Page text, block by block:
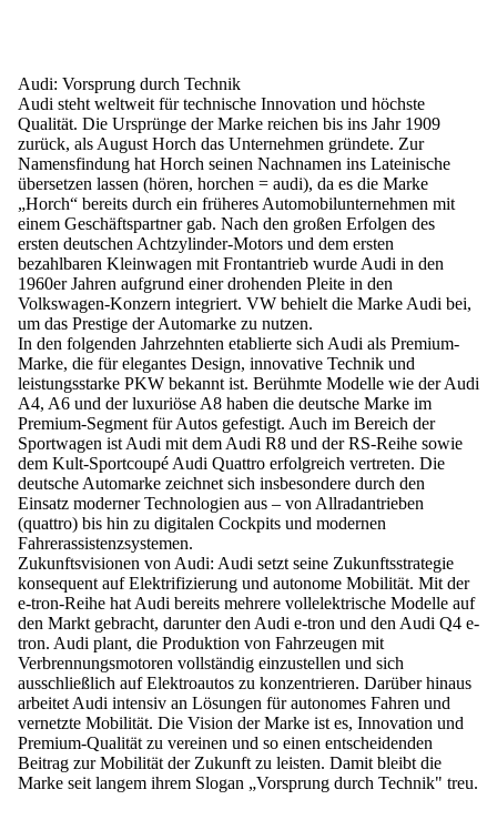
Audi: Vorsprung durch Technik
Audi steht weltweit für technische Innovation und höchste
Qualität. Die Ursprünge der Marke reichen bis ins Jahr 1909
zurück, als August Horch das Unternehmen gründete. Zur
Namensfindung hat Horch seinen Nachnamen ins Lateinische
übersetzen lassen (hören, horchen = audi), da es die Marke
„Horch“ bereits durch ein früheres Automobilunternehmen mit
einem Geschäftspartner gab. Nach den großen Erfolgen des
ersten deutschen Achtzylinder-Motors und dem ersten
bezahlbaren Kleinwagen mit Frontantrieb wurde Audi in den
1960er Jahren aufgrund einer drohenden Pleite in den
Volkswagen-Konzern integriert. VW behielt die Marke Audi bei,
um das Prestige der Automarke zu nutzen.
In den folgenden Jahrzehnten etablierte sich Audi als Premium-
Marke, die für elegantes Design, innovative Technik und
leistungsstarke PKW bekannt ist. Berühmte Modelle wie der Audi
A4, A6 und der luxuriöse A8 haben die deutsche Marke im
Premium-Segment für Autos gefestigt. Auch im Bereich der
Sportwagen ist Audi mit dem Audi R8 und der RS-Reihe sowie
dem Kult-Sportcoupé Audi Quattro erfolgreich vertreten. Die
deutsche Automarke zeichnet sich insbesondere durch den
Einsatz moderner Technologien aus – von Allradantrieben
(quattro) bis hin zu digitalen Cockpits und modernen
Fahrerassistenzsystemen.
Zukunftsvisionen von Audi: Audi setzt seine Zukunftsstrategie
konsequent auf Elektrifizierung und autonome Mobilität. Mit der
e-tron-Reihe hat Audi bereits mehrere vollelektrische Modelle auf
den Markt gebracht, darunter den Audi e-tron und den Audi Q4 e-
tron. Audi plant, die Produktion von Fahrzeugen mit
Verbrennungsmotoren vollständig einzustellen und sich
ausschließlich auf Elektroautos zu konzentrieren. Darüber hinaus
arbeitet Audi intensiv an Lösungen für autonomes Fahren und
vernetzte Mobilität. Die Vision der Marke ist es, Innovation und
Premium-Qualität zu vereinen und so einen entscheidenden
Beitrag zur Mobilität der Zukunft zu leisten. Damit bleibt die
Marke seit langem ihrem Slogan „Vorsprung durch Technik" treu.